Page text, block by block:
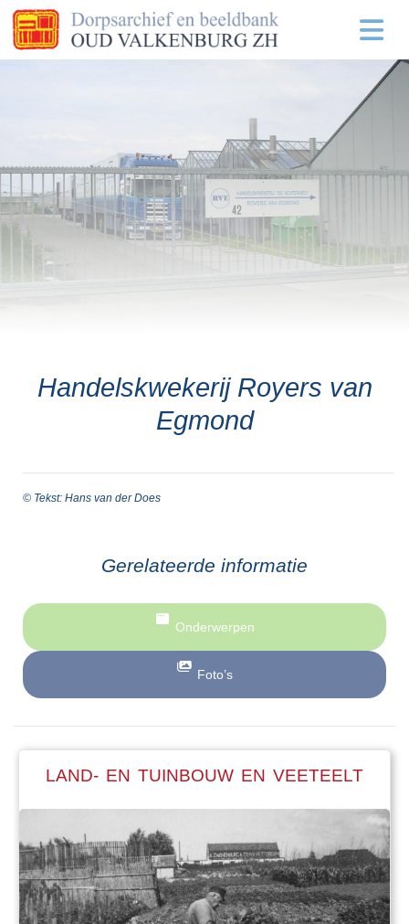
Handelskwekerij Royers van
Egmond
© Tekst: Hans van der Does
Gerelateerde informatie
Onderwerpen
Foto’s
LAND- EN TUINBOUW EN VEETEELT